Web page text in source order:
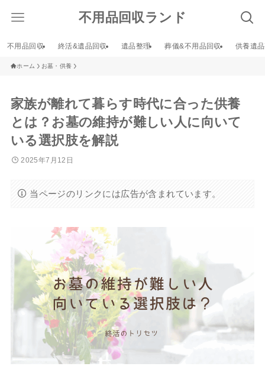
不用品回収ランド
不用品回収 終活&遺品回収 遺品整理 葬儀&不用品回収 供養遺
ホーム お墓・供養
家族が離れて暮らす時代に合った供養
とは？お墓の維持が難しい人に向いて
いる選択肢を解説
2025年7月12日
当ページのリンクには広告が含まれています。